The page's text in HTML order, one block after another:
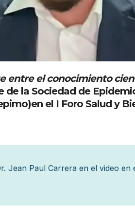
entre el conocimiento
de la Sociedad de
el I Foro Salud y
Jean Paul Carrera en el video en